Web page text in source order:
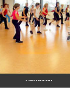
Handball